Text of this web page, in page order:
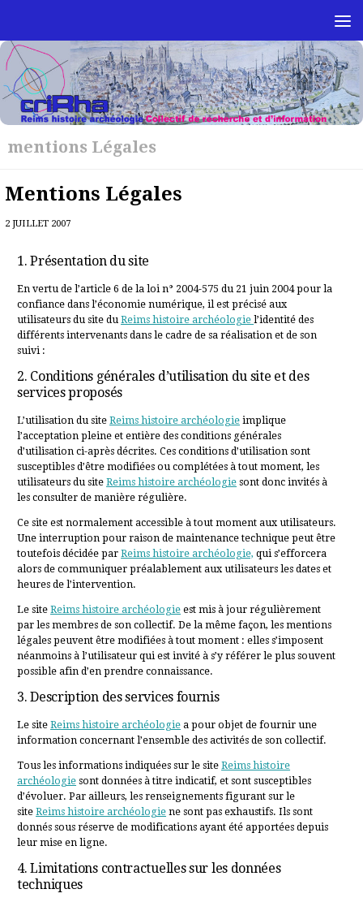
mentions Légales
Mentions Légales
2 JUILLET 2007
1. Présentation du site
En vertu de l’article 6 de la loi n° 2004-575 du 21 juin 2004 pour la
confiance dans l’économie numérique, il est précisé aux
utilisateurs du site duReims histoire archéologiel’identité des
différents intervenants dans le cadre de sa réalisation et de son
suivi :
2. Conditions générales d’utilisation du site et des
services proposés
L’utilisation du siteReims histoire archéologie implique
l’acceptation pleine et entière des conditions générales
d’utilisation ci-après décrites. Ces conditions d’utilisation sont
susceptibles d’être modifiées ou complétées à tout moment, les
utilisateurs du siteReims histoire archéologie sont donc invités à
les consulter de manière régulière.
Ce site est normalement accessible à tout moment aux utilisateurs.
Une interruption pour raison de maintenance technique peut être
toutefois décidée parReims histoire archéologie, qui s’efforcera
alors de communiquer préalablement aux utilisateurs les dates et
heures de l’intervention.
Le siteReims histoire archéologie est mis à jour régulièrement
par les membres de son collectif. De la même façon, les mentions
légales peuvent être modifiées à tout moment : elles s’imposent
néanmoins à l’utilisateur qui est invité à s’y référer le plus souvent
possible afin d’en prendre connaissance.
3. Description des services fournis
Le siteReims histoire archéologie a pour objet de fournir une
information concernant l’ensemble des activités de son collectif.
Tous les informations indiquées sur le siteReims histoire
archéologie sont données à titre indicatif, et sont susceptibles
d’évoluer. Par ailleurs, les renseignements figurant sur le
siteReims histoire archéologie ne sont pas exhaustifs. Ils sont
donnés sous réserve de modifications ayant été apportées depuis
leur mise en ligne.
4. Limitations contractuelles sur les données
techniques